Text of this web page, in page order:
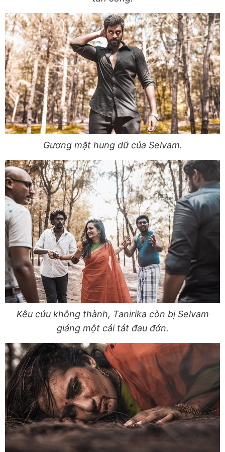
Gương mặt hung dữ của Selvam.
Kêu cứu không thành, Tanirika còn bị Selvam
giáng một cái tát đau đớn.